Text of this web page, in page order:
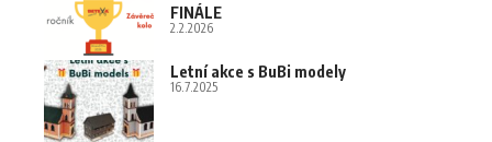
FINÁLE
2.2.2026
Letní akce s BuBi modely
16.7.2025